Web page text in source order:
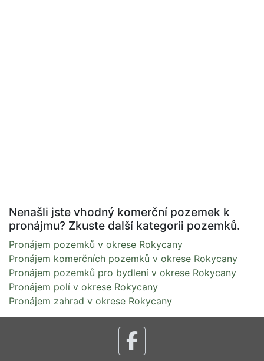
Nenašli jste vhodný komerční pozemek k
pronájmu? Zkuste další kategorii pozemků.
Pronájem pozemků v okrese Rokycany
Pronájem komerčních pozemků v okrese Rokycany
Pronájem pozemků pro bydlení v okrese Rokycany
Pronájem polí v okrese Rokycany
Pronájem zahrad v okrese Rokycany